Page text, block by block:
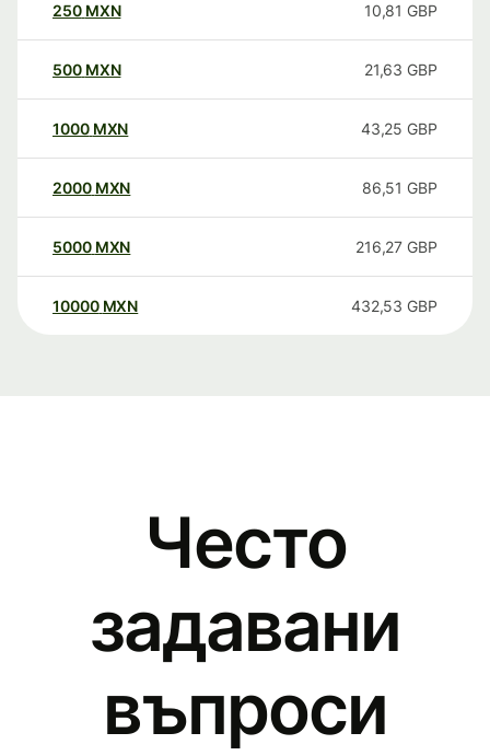
250 MXN 10,81 GBP
500 MXN 21,63 GBP
1000 MXN 43,25 GBP
2000 MXN 86,51 GBP
5000 MXN 216,27 GBP
10000 MXN 432,53 GBP
Често
задавани
въпроси